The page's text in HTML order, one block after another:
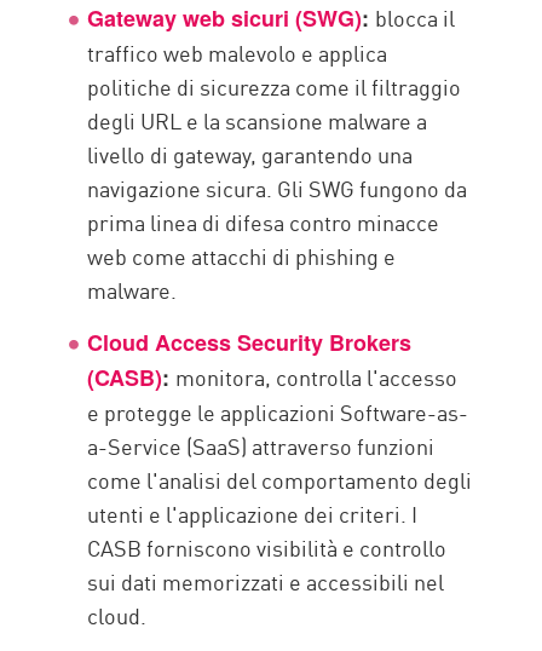
Gateway web sicuri (SWG): blocca il
traffico web malevolo e applica
politiche di sicurezza come il filtraggio
degli URL e la scansione malware a
livello di gateway, garantendo una
navigazione sicura. Gli SWG fungono da
prima linea di difesa contro minacce
web come attacchi di phishing e
malware.
Cloud Access Security Brokers
(CASB): monitora, controlla l'accesso
e protegge le applicazioni Software-as-
a-Service (SaaS) attraverso funzioni
come l'analisi del comportamento degli
utenti e l'applicazione dei criteri. I
CASB forniscono visibilità e controllo
sui dati memorizzati e accessibili nel
cloud.